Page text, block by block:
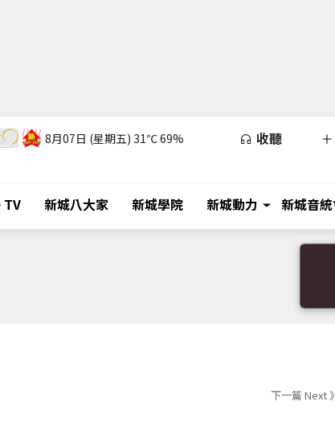
8月07日 (星期五) 31℃69% 收聽
TV 新城八大家 新城學院 新城動力 新城音
下一篇 Next 》